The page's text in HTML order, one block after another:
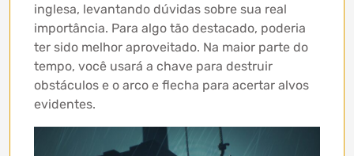
inglesa, levantando dúvidas sobre sua real
importância. Para algo tão destacado, poderia
ter sido melhor aproveitado. Na maior parte do
tempo, você usará a chave para destruir
obstáculos e o arco e flecha para acertar alvos
evidentes.